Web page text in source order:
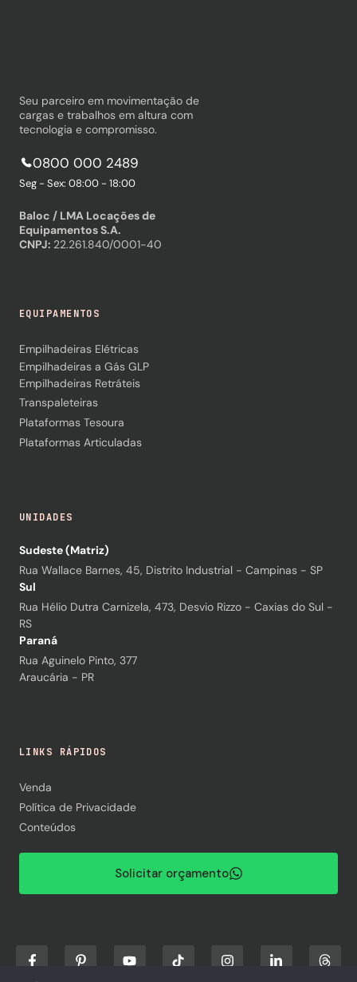
Seu parceiro em movimentação de
cargas e trabalhos em altura com
tecnologia e compromisso.
0800 000 2489
Seg - Sex: 08:00 - 18:00
Baloc / LMA Locações de
Equipamentos S.A.
CNPJ: 22.261.840/0001-40
EQUIPAMENTOS
Empilhadeiras Elétricas
Empilhadeiras a Gás GLP
Empilhadeiras Retráteis
Transpaleteiras
Plataformas Tesoura
Plataformas Articuladas
UNIDADES
Sudeste (Matriz)
Rua Wallace Barnes, 45, Distrito Industrial - Campinas - SP
Sul
Rua Hélio Dutra Carnizela, 473, Desvio Rizzo - Caxias do Sul -
RS
Paraná
Rua Aguinelo Pinto, 377
Araucária - PR
LINKS RÁPIDOS
Venda
Política de Privacidade
Conteúdos
Solicitar orçamento